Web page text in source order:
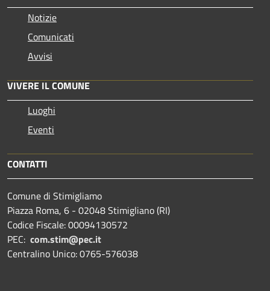
Notizie
Comunicati
Avvisi
VIVERE IL COMUNE
Luoghi
Eventi
CONTATTI
Comune di Stimigliamo
Piazza Roma, 6 - 02048 Stimigliano (RI)
Codice Fiscale: 00094130572
PEC: com.stim@pec.it
Centralino Unico: 0765-576038